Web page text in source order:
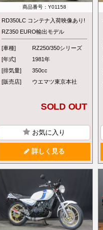
商品番号：Y01158
RD350LC コンテナ入荷映像あり!
RZ350 EURO輸出モデル
[車種]
RZ250/350シリーズ
[年式]
1981年
[排気量]
350cc
[販売店]
ウエマツ東京本社
SOLD OUT
お気に入り
詳しく見る